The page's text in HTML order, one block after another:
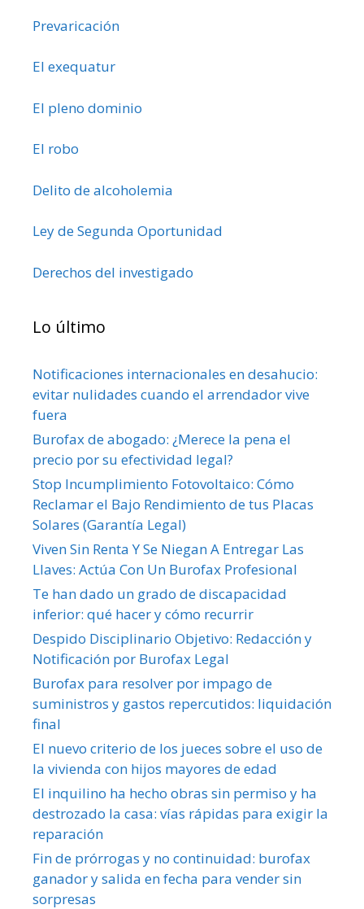
Prevaricación
El exequatur
El pleno dominio
El robo
Delito de alcoholemia
Ley de Segunda Oportunidad
Derechos del investigado
Lo último
Notificaciones internacionales en desahucio:
evitar nulidades cuando el arrendador vive
fuera
Burofax de abogado: ¿Merece la pena el
precio por su efectividad legal?
Stop Incumplimiento Fotovoltaico: Cómo
Reclamar el Bajo Rendimiento de tus Placas
Solares (Garantía Legal)
Viven Sin Renta Y Se Niegan A Entregar Las
Llaves: Actúa Con Un Burofax Profesional
Te han dado un grado de discapacidad
inferior: qué hacer y cómo recurrir
Despido Disciplinario Objetivo: Redacción y
Notificación por Burofax Legal
Burofax para resolver por impago de
suministros y gastos repercutidos: liquidación
final
El nuevo criterio de los jueces sobre el uso de
la vivienda con hijos mayores de edad
El inquilino ha hecho obras sin permiso y ha
destrozado la casa: vías rápidas para exigir la
reparación
Fin de prórrogas y no continuidad: burofax
ganador y salida en fecha para vender sin
sorpresas